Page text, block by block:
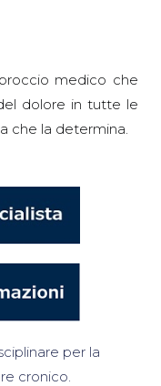
medico che
dolore in tutte le
che la determina.
per la
cronico.